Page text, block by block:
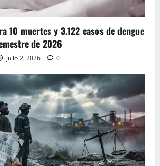
10 muertes y 3.122 casos de dengue
de 2026
julio 2, 2026 0